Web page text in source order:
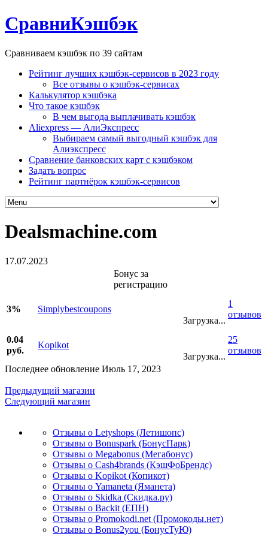
СравниКэшбэк
Сравниваем кэшбэк по 39 сайтам
Рейтинг лучших кэшбэк-сервисов в 2023 году
Все отзывы о кэшбэк-сервисах
Калькулятор кэшбэка
Что такое кэшбэк
В чем выгода выплачивать кэшбэк
Aliexpress — АлиЭкспресс
Выбираем самый выгодный кэшбэк для
Алиэкспресс
Сравнение банковских карт с кэшбэком
Задать вопрос
Рейтинг партнёрок кэшбэк-сервисов
Dealsmachine.com
17.07.2023
Бонус за
регистрацию
3%
Simplybestcoupons
Загрузка...
1
отзывов
0.04
руб.
Kopikot
Загрузка...
25
отзывов
Последнее обновление Июль 17, 2023
Предыдущий магазин
Следующий магазин
Отзывы о Letyshops (Летишопс)
Отзывы о Bonuspark (БонусПарк)
Отзывы о Megabonus (Мегабонус)
Отзывы о Cash4brands (КэшФоБрендс)
Отзывы о Kopikot (Копикот)
Отзывы о Yamaneta (Яманета)
Отзывы о Skidka (Скидка.ру)
Отзывы о Backit (ЕПН)
Отзывы о Promokodi.net (Промокоды.нет)
Отзывы о Bonus2you (БонусТуЮ)